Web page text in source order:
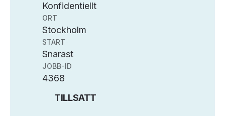
Konfidentiellt
ORT
Stockholm
START
Snarast
JOBB-ID
4368
TILLSATT